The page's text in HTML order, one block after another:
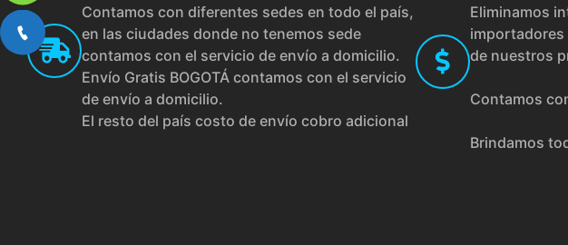
Contamos con diferentes sedes en todo el país,
en las ciudades donde no tenemos sede
contamos con el servicio de envío a domicilio.
Envío Gratis BOGOTÁ contamos con el servicio
de envío a domicilio.
El resto del país costo de envío cobro adicional
Eliminamos
de nuestros
Contamos
Brindamos